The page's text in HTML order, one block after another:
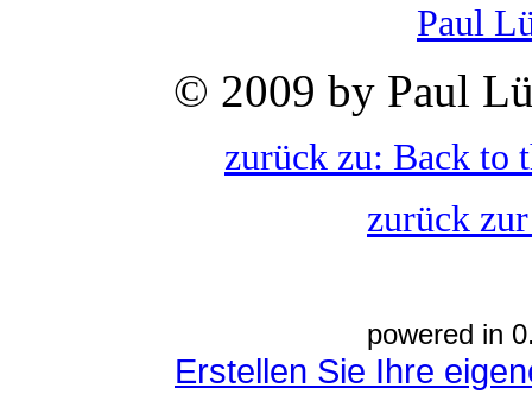
Paul
© 2009 by Paul
zurück zu: Back to
zurück
powered in
Erstellen Sie Ihre